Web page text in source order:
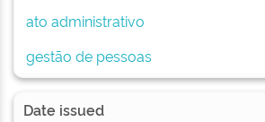
ato administrativo
gestão de pessoas
Date issued